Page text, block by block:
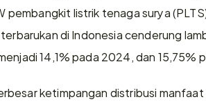
pembangkit listrik tenaga surya
di Indonesia cenderung
14,1% pada 2024, dan 15,75%
ketimpangan distribusi